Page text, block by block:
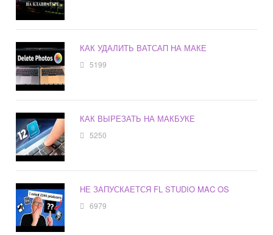
КАК УДАЛИТЬ ВАТСАП НА МАКЕ
5199
КАК ВЫРЕЗАТЬ НА МАКБУКЕ
5250
НЕ ЗАПУСКАЕТСЯ FL STUDIO MAC OS
6979